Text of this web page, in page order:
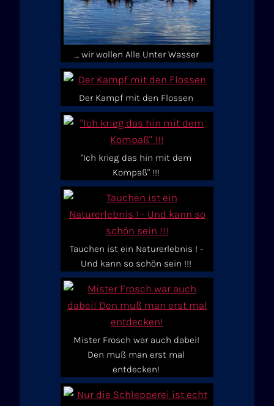
.... wir wollen Alle Unter Wasser
Der Kampf mit den Flossen
"Ich krieg das hin mit dem
Kompaß" !!!
Tauchen ist ein Naturerlebnis ! -
Und kann so schön sein !!!
Mister Frosch war auch dabei!
Den muß man erst mal
entdecken!